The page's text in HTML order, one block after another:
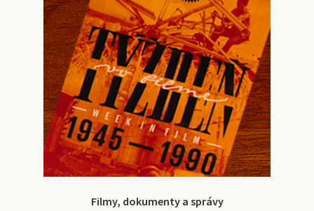
Filmy, dokumenty a správy